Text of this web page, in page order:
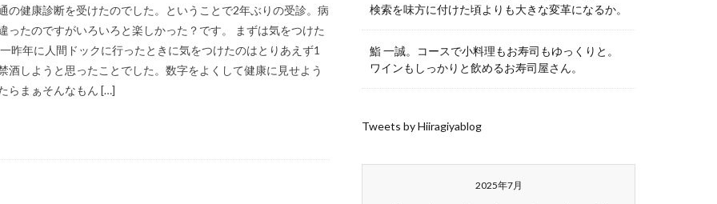
の健康診断を受けたのでした。ということで2年ぶりの受診。病
ったのですがいろいろと楽しかった？です。 まずは気をつけた
昨年に人間ドックに行ったときに気をつけたのはとりあえず1
酒しようと思ったことでした。数字をよくして健康に見せよう
らまぁそんなもん […]
検索を味方に付けた頃よりも大きな変革になるか。
鮨 一誠。コースで小料理もお寿司もゆっくりと。
ワインもしっかりと飲めるお寿司屋さん。
Tweets by Hiiragiyablog
2025年7月